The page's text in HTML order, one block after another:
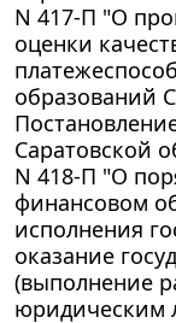
N 417-П "О
оценки
образований
Саратовской
N 418-П "О
финансовом
исполнения
оказание
(выполнение
юридическим